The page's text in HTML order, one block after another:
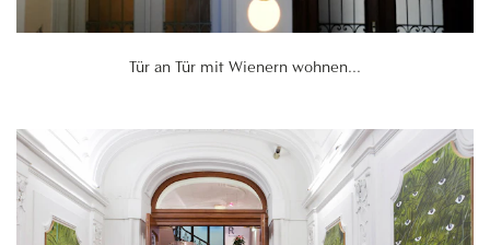
Tür an Tür mit Wienern wohnen...